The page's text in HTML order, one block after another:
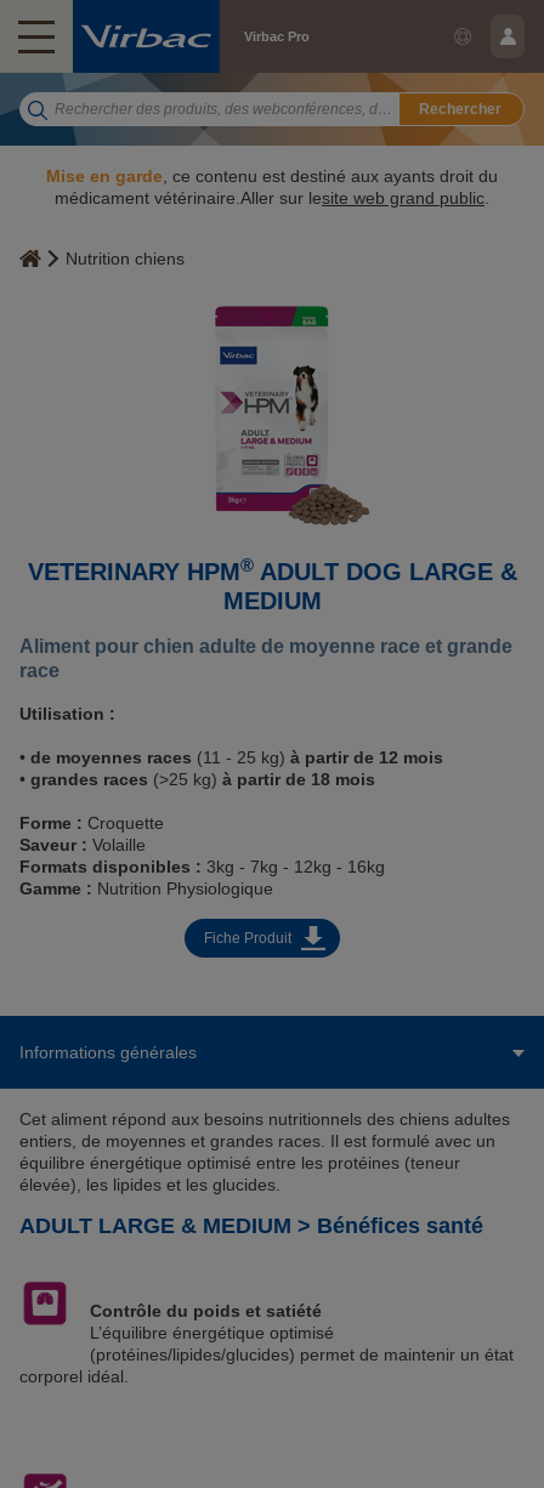
Virbac Pro
Rechercher
Mise en garde , ce contenu est destiné aux ayants droit du
médicament vétérinaire.Aller sur lesite web grand public
Nutrition chiens
VETERINARY HPM®ADULT DOG LARGE &
MEDIUM
Aliment pour chien adulte de moyenne race et grande
race
Utilisation :
• de moyennes races (11 - 25 kg) à partir de 12 mois
• grandes races (>25 kg) à partir de 18 mois
Forme : Croquette
Saveur : Volaille
Formats disponibles : 3kg - 7kg - 12kg - 16kg
Gamme : Nutrition Physiologique
Fiche Produit
Informations générales
Cet aliment répond aux besoins nutritionnels des chiens adultes
entiers, de moyennes et grandes races. Il est formulé avec un
équilibre énergétique optimisé entre les protéines (teneur
élevée), les lipides et les glucides.
ADULT LARGE & MEDIUM > Bénéfices santé
Contrôle du poids et satiété
L’équilibre énergétique optimisé
(protéines/lipides/glucides) permet de maintenir un état
corporel idéal.